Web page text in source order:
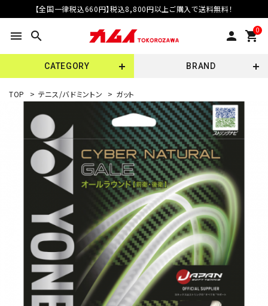
【全国一律税込660円】税込8,800円以上ご購入で送料無料！
menu search person 0
shopping_cart
CATEGORY BRAND
TOP > テニス/バドミントン > ガット